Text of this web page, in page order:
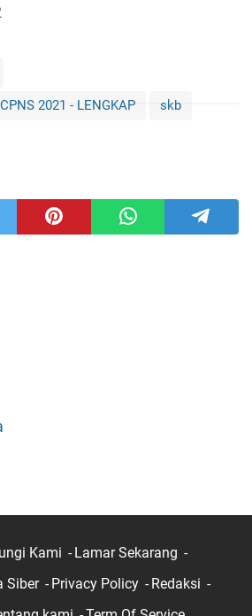
2021 - LENGKAP skb
Kami
Lamar Sekarang
Siber
Privacy Policy
Redaksi